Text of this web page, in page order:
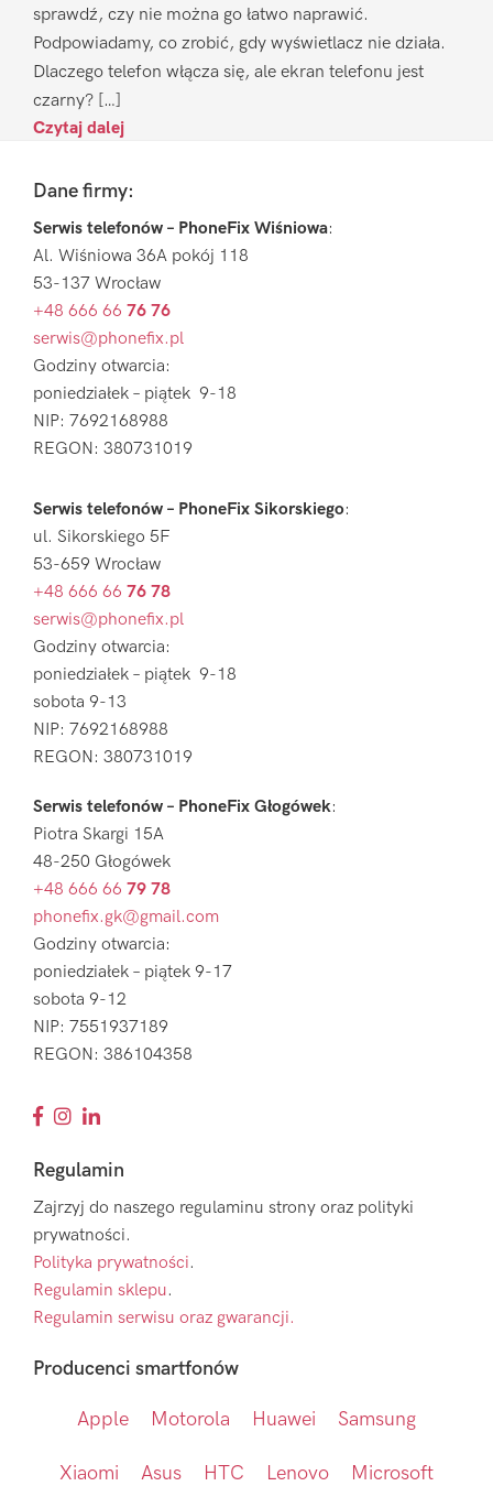
sprawdź, czy nie można go łatwo naprawić.
Podpowiadamy, co zrobić, gdy wyświetlacz nie działa.
Dlaczego telefon włącza się, ale ekran telefonu jest
czarny? […]
Czytaj dalej
FooterDane firmy:
Serwis telefonów – PhoneFix Wiśniowa:
Al. Wiśniowa 36A pokój 118
53-137 Wrocław
+48 666 66 76 76
serwis@phonefix.pl
Godziny otwarcia:
poniedziałek – piątek 9-18
NIP: 7692168988
REGON: 380731019
Serwis telefonów – PhoneFix Sikorskiego:
ul. Sikorskiego 5F
53-659 Wrocław
+48 666 66 76 78
serwis@phonefix.pl
Godziny otwarcia:
poniedziałek – piątek 9-18
sobota 9-13
NIP: 7692168988
REGON: 380731019
Serwis telefonów – PhoneFix Głogówek:
Piotra Skargi 15A
48-250 Głogówek
+48 666 66 79 78
phonefix.gk@gmail.com
Godziny otwarcia:
poniedziałek – piątek 9-17
sobota 9-12
NIP: 7551937189
REGON: 386104358
Regulamin
Zajrzyj do naszego regulaminu strony oraz polityki
prywatności.
Polityka prywatności.
Regulamin sklepu.
Regulamin serwisu oraz gwarancji.
Producenci smartfonów
Apple Motorola Huawei Samsung
Xiaomi Asus HTC Lenovo Microsoft